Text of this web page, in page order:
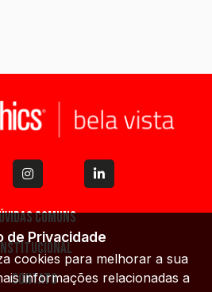
Comuns
Contato
de Privacidade
cookies para melhorar a sua
informações relacionadas a